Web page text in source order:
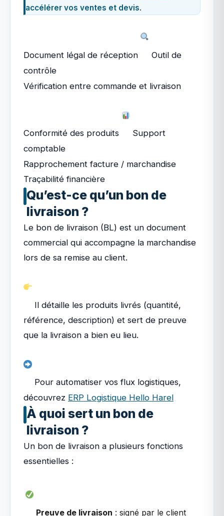
accélérer vos ventes et devis.
Document légal de réception
Outil de
contrôle
Vérification entre commande et livraison
Conformité des produits
Support
comptable
Rapprochement facture / marchandise
Traçabilité financière
Qu’est-ce qu’un bon de
livraison ?
Le bon de livraison (BL) est un document
commercial qui accompagne la marchandise
lors de sa remise au client.
Il détaille les produits livrés (quantité,
référence, description) et sert de preuve
que la livraison a bien eu lieu.
Pour automatiser vos flux logistiques,
découvrez ERP Logistique Hello Harel
À quoi sert un bon de
livraison ?
Un bon de livraison a plusieurs fonctions
essentielles :
Preuve de livraison : signé par le client